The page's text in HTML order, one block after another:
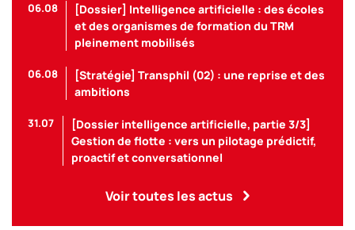
06.08
[Dossier] Intelligence artificielle : des écoles
et des organismes de formation du TRM
pleinement mobilisés
06.08
[Stratégie] Transphil (02) : une reprise et des
ambitions
31.07
[Dossier intelligence artificielle, partie 3/3]
Gestion de flotte : vers un pilotage prédictif,
proactif et conversationnel
Voir toutes les actus